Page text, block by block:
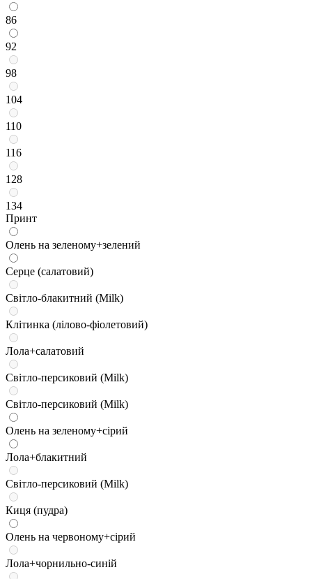
86
92
98
104
110
116
128
134
Принт
Олень на зеленому+зелений
Серце (салатовий)
Світло-блакитний (Milk)
Клітинка (лілово-фіолетовий)
Лола+салатовий
Світло-персиковий (Milk)
Світло-персиковий (Milk)
Олень на зеленому+сірий
Лола+блакитний
Світло-персиковий (Milk)
Киця (пудра)
Олень на червоному+сірий
Лола+чорнильно-синій